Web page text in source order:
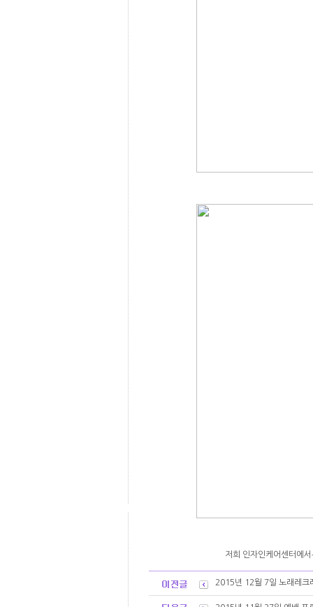
저희 인자인케어센터에
2015년 12월 7일 노래레크